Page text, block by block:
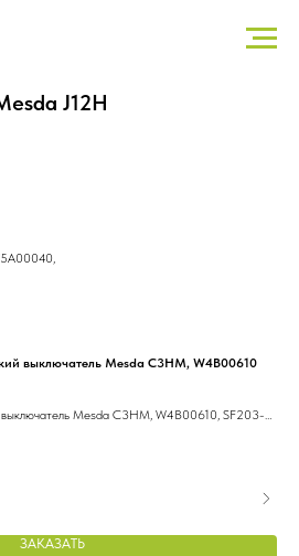
J12H
выключатель Mesda C3HM, W4B00610
Mesda C3HM, W4B00610, SF203-
ЗАКАЗАТЬ